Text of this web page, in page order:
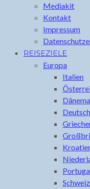
Mediakit
Kontakt
Impressum
REISEZIELE
Europa
Italien
Schweiz